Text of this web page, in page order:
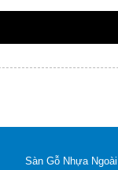
Sàn Gỗ Nhựa